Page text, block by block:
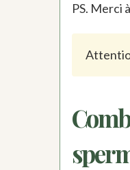
PS. Merci